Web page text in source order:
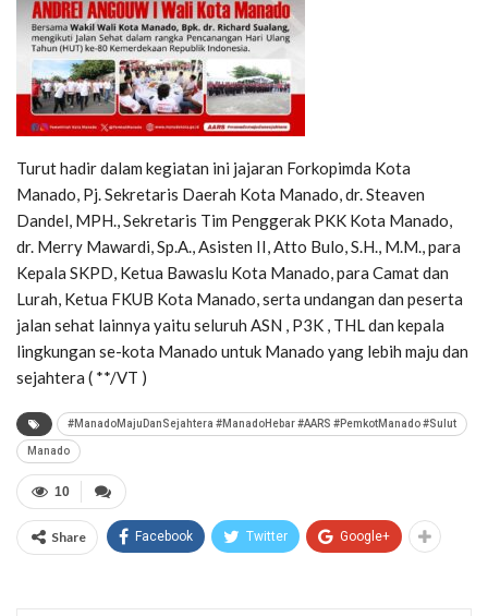
Turut hadir dalam kegiatan ini jajaran Forkopimda Kota
Manado, Pj. Sekretaris Daerah Kota Manado, dr. Steaven
Dandel, MPH., Sekretaris Tim Penggerak PKK Kota Manado,
dr. Merry Mawardi, Sp.A., Asisten II, Atto Bulo, S.H., M.M., para
Kepala SKPD, Ketua Bawaslu Kota Manado, para Camat dan
Lurah, Ketua FKUB Kota Manado, serta undangan dan peserta
jalan sehat lainnya yaitu seluruh ASN , P3K , THL dan kepala
lingkungan se-kota Manado untuk Manado yang lebih maju dan
sejahtera ( **/VT )
#ManadoMajuDanSejahtera #ManadoHebar #AARS #PemkotManado #Sulut
Manado
10
Share Facebook Twitter Google+